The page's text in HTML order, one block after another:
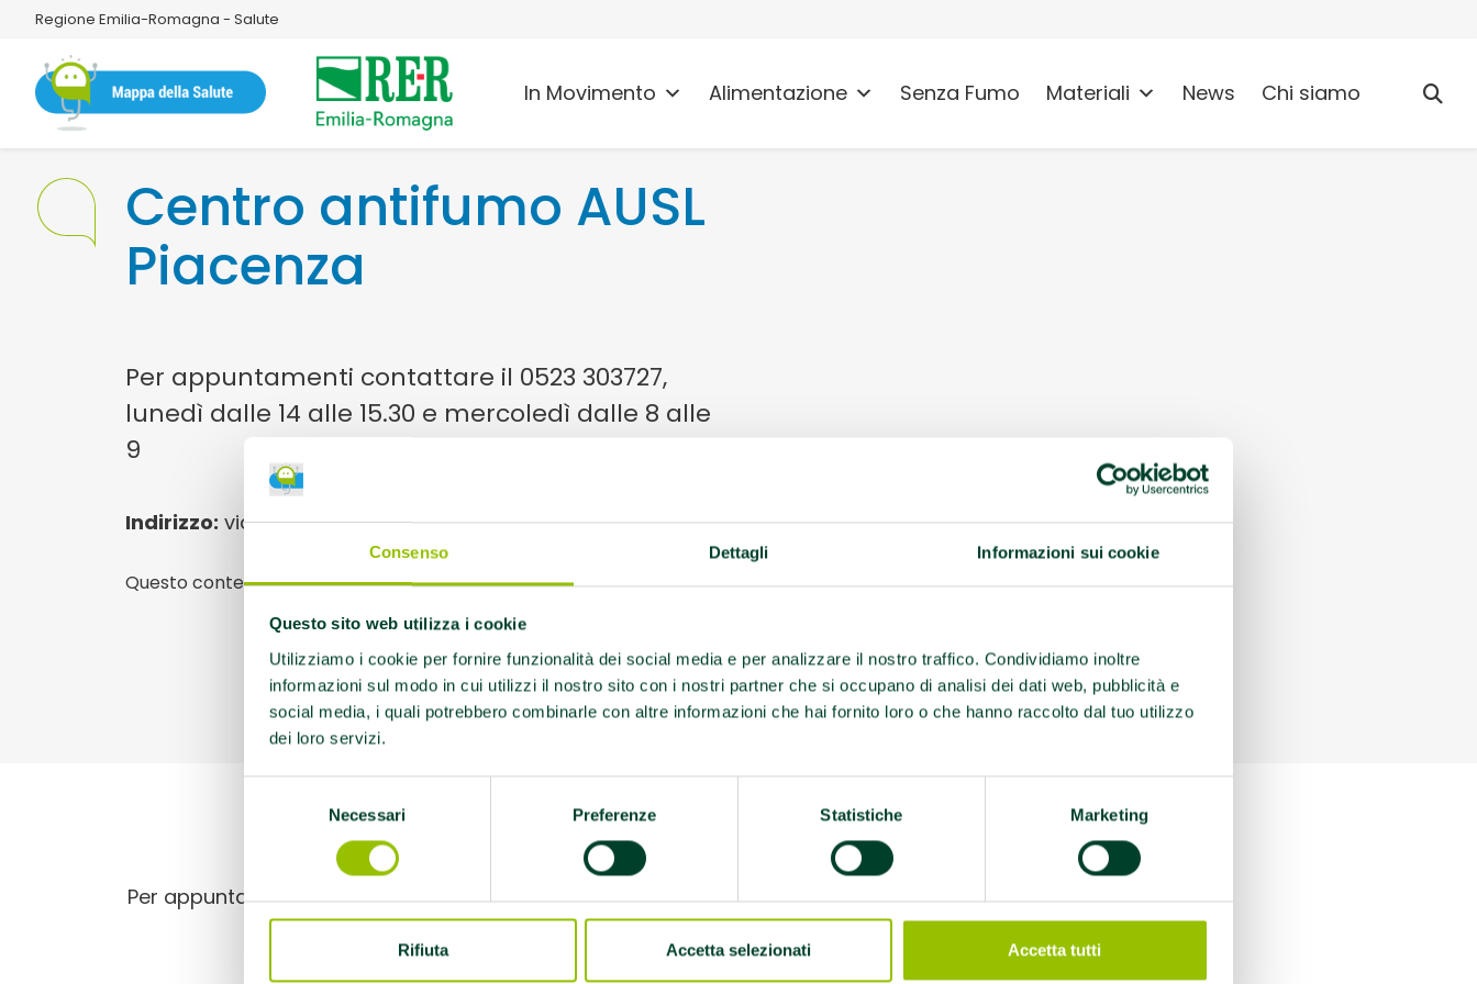
Consenso Dettagli Informazioni sui cookie
Questo sito web utilizza i cookie
Utilizziamo i cookie per fornire funzionalità dei social media e per analizzare il nostro traffico. Condividiamo inoltre
informazioni sul modo in cui utilizzi il nostro sito con i nostri partner che si occupano di analisi dei dati web, pubblicità e
social media, i quali potrebbero combinarle con altre informazioni che hai fornito loro o che hanno raccolto dal tuo utilizzo
dei loro servizi.
Necessari Preferenze Statistiche Marketing
Rifiuta Accetta selezionati Accetta tutti
Regione Emilia-Romagna - Salute
In Movimento Alimentazione Senza Fumo Materiali News Chi siamo
Centro antifumo AUSL
Piacenza
Per appuntamenti contattare il 0523 303727,
lunedì dalle 14 alle 15.30 e mercoledì dalle 8 alle
9
Indirizzo: via Cantone del Cristo 40 Piacenza
Questo contenuto si trova inCentri antifumo
Per appuntamenti contattare il 0523 303727, lunedì dalle 14 alle 15.30 e mercoledì dalle 8 alle 9